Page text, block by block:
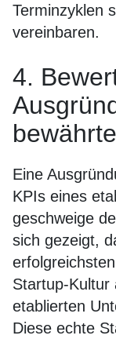
Terminzyklen
vereinbaren.
4.
Eine
KPIs eines
geschweige
sich gezeigt,
Startup-Kultur
etablierten
Diese echte